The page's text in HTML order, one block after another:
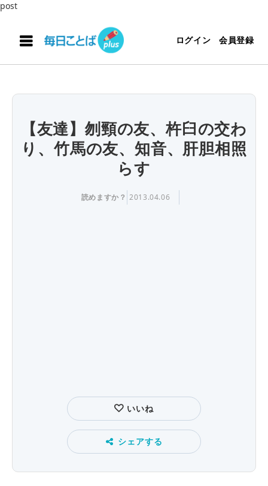
post
ログイン 会員登録
【友達】刎頸の友、杵臼の交わ
り、竹馬の友、知音、肝胆相照
らす
読めますか？ 2013.04.06
いいね
シェアする